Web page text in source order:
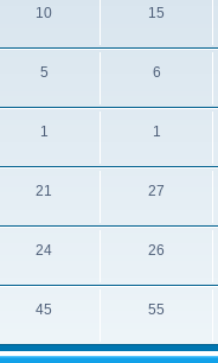
10 15
5 6
1 1
21 27
24 26
45 55